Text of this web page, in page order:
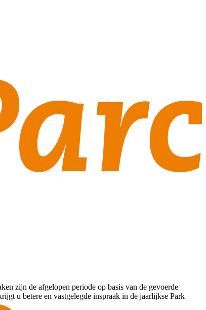
zijn de afgelopen periode op basis van de gevoerde
u betere en vastgelegde inspraak in de jaarlijkse Park